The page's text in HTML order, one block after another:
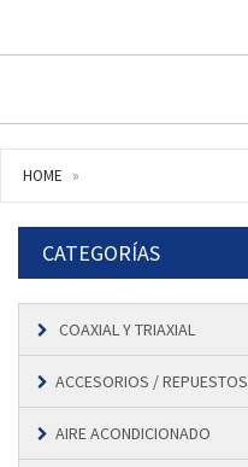
HOME
CATEGORÍAS
COAXIAL Y TRIAXIAL
ACCESORIOS / REPUESTOS
AIRE ACONDICIONADO